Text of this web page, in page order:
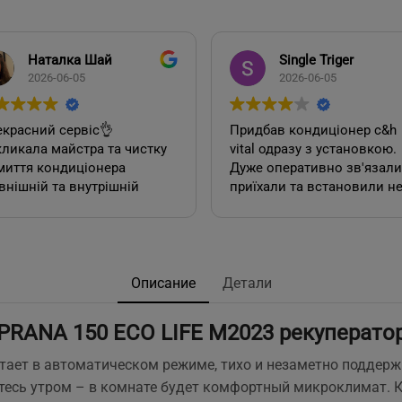
Single Triger
Придбав кондиціонер c&h
vital одразу з установкою.
Дуже оперативно зв'язалися,
приїхали та встановили не
пропозиція, акційної
установки за умови
саме в цьому магазині. Але
установка в стандартній
панельній 12 поверхів ці
Ян
Замовляв
кондиціонера:
чудово, сервісом
задоволений
Описание Детали
PRANA 150 ECO LIFE M2023
в автоматическом режиме, тихо и незаметно
утром – в комнате будет комфортный микроклимат.